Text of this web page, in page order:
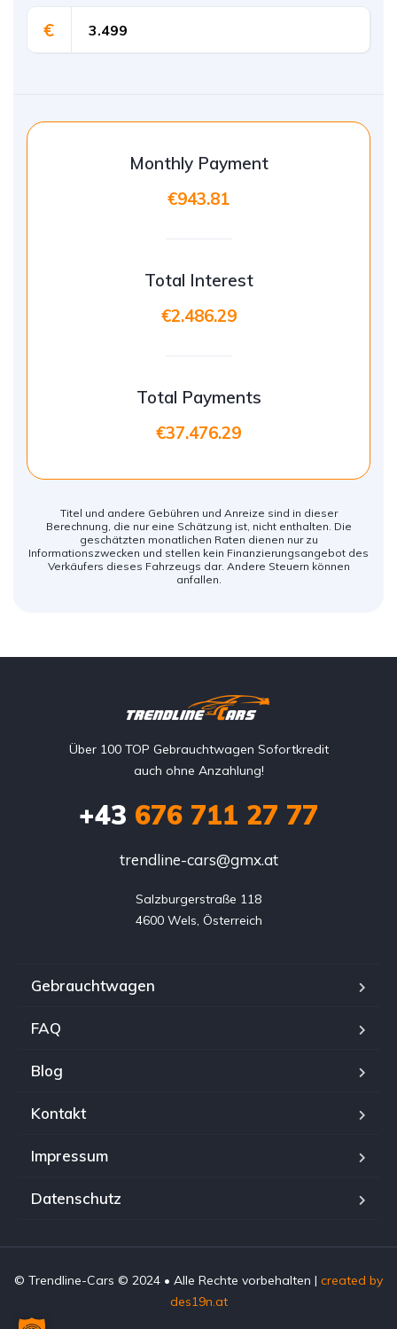
€
Monthly Payment
€943.81
Total Interest
€2.486.29
Total Payments
€37.476.29
Titel und andere Gebühren und Anreize sind in dieser
Berechnung, die nur eine Schätzung ist, nicht enthalten. Die
geschätzten monatlichen Raten dienen nur zu
Informationszwecken und stellen kein Finanzierungsangebot des
Verkäufers dieses Fahrzeugs dar. Andere Steuern können
anfallen.
Über 100 TOP Gebrauchtwagen Sofortkredit
auch ohne Anzahlung!
+43 676 711 27 77
trendline-cars@gmx.at
Salzburgerstraße 118
4600 Wels, Österreich
Gebrauchtwagen
FAQ
Blog
Kontakt
Impressum
Datenschutz
© Trendline-Cars © 2024 • Alle Rechte vorbehalten | created by
des19n.at